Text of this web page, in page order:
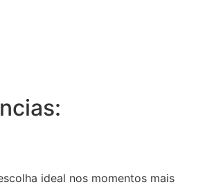
ideal nos momentos mais